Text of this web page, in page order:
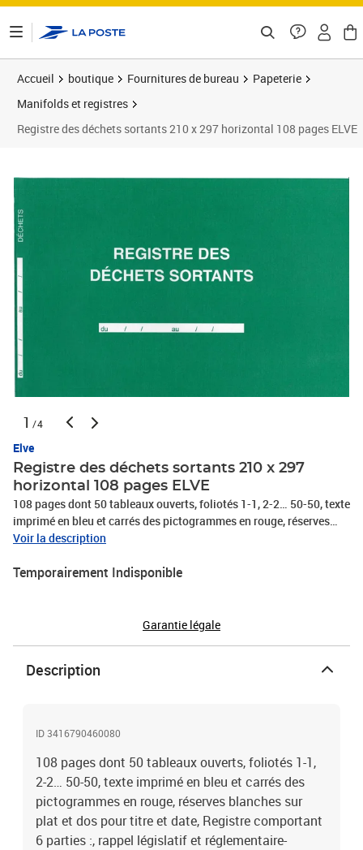
Accueil boutique Fournitures de bureau
Papeterie
Manifolds et registres
Registre des déchets sortants 210 x 297 horizontal 108 pages ELVE
1 /4
Elve
Registre des déchets sortants 210 x 297
horizontal 108 pages ELVE
108 pages dont 50 tableaux ouverts, foliotés 1-1, 2-2… 50-50, texte
imprimé en bleu et carrés des pictogrammes en rouge, réserves
blanches sur plat et dos pour titre et date, Registre comportant 6
types de déchets, nouveaux pictogrammes des produits
tableaux doubles, foliotés pour recenser et conserver la traçabilité
déchets (arrêté du 12/02/2012 - article R541-43 et R541-46 du
Voir la description
Temporairement Indisponible
Garantie légale
Description
ID 3416790460080
108 pages dont 50 tableaux ouverts, foliotés 1-1,
2-2… 50-50, texte imprimé en bleu et carrés des
pictogrammes en rouge, réserves blanches sur
plat et dos pour titre et date, Registre comportant
6 parties :, rappel législatif et réglementaire-